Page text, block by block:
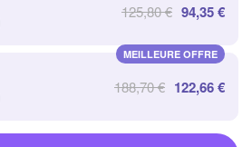
125,80 € 94,35 €
MEILLEURE OFFRE
188,70 € 122,66 €